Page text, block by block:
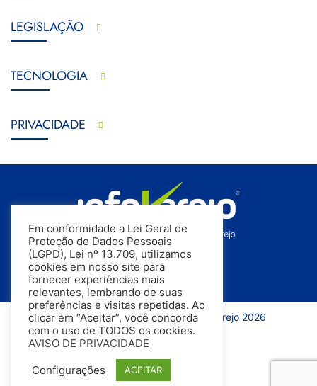
LEGISLAÇÃO
TECNOLOGIA
PRIVACIDADE
Todos os direitos reservados | InfoVarejo 2026
Em conformidade a Lei Geral de
Proteção de Dados Pessoais
(LGPD), Lei nº 13.709, utilizamos
cookies em nosso site para
fornecer experiências mais
relevantes, lembrando de suas
preferências e visitas repetidas. Ao
clicar em “Aceitar”, você concorda
com o uso de TODOS os cookies.
AVISO DE PRIVACIDADE
Configurações ACEITAR